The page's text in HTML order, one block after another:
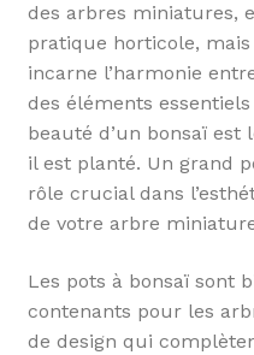
des arbres miniatures,
pratique horticole,
incarne l’harmonie
des éléments
beauté d’un bonsaï
il est planté. Un grand
rôle crucial dans
de votre arbre
Les pots à bonsaï sont
contenants pour les
de design qui